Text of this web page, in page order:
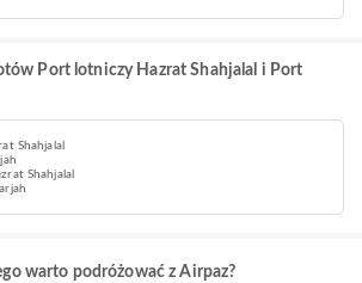
Port lotniczy Hazrat Shahjalal i Port
Shahjalal
Shahjalal
warto podróżować z Airpaz?